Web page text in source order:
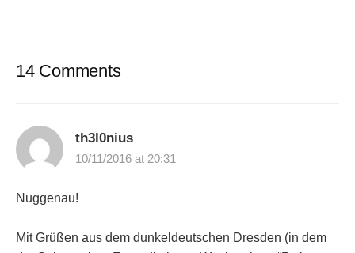
14 Comments
th3l0nius
10/11/2016 at 20:31
Nuggenau!
Mit Grüßen aus dem dunkeldeutschen Dresden (in dem